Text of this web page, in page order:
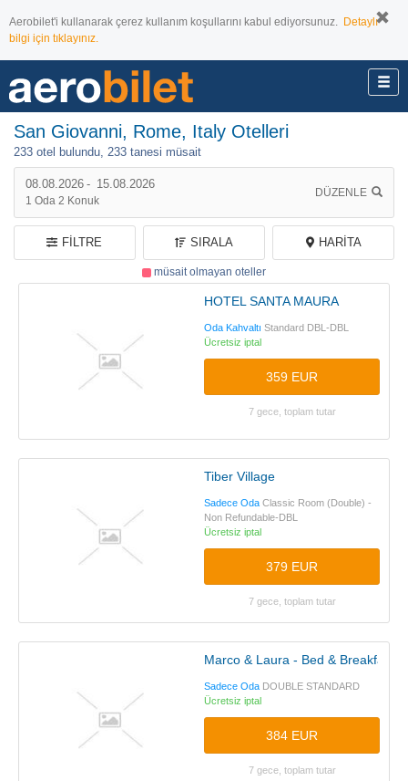
Aerobilet'i kullanarak çerez kullanım koşullarını kabul ediyorsunuz. Detaylı
bilgi için tıklayınız.
08.08.2026 - 15.08.2026
1 Oda 2 Konuk
DÜZENLE
San Giovanni, Rome, Italy Otelleri
233 otel bulundu, 233 tanesi müsait
müsait olmayan oteller
FILTRE SIRALA HARITA
HOTEL SANTA MAURA
Oda Kahvaltı Standard DBL-DBL
Ücretsiz iptal
359 EUR
7 gece, toplam tutar
Tiber Village
Sadece Oda Classic Room (Double) -
Non Refundable-DBL
Ücretsiz iptal
379 EUR
7 gece, toplam tutar
Marco & Laura - Bed & Breakfast
Sadece Oda DOUBLE STANDARD
Ücretsiz iptal
384 EUR
7 gece, toplam tutar